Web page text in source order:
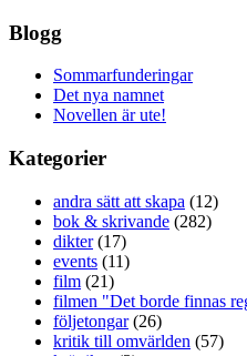
Blogg
Sommarfunderingar
Det nya namnet
Novellen är ute!
Kategorier
andra sätt att skapa (12)
bok & skrivande (282)
dikter(17)
events (11)
film (21)
filmen "Det borde finnas
följetongar(26)
kritik till omvärlden (57)